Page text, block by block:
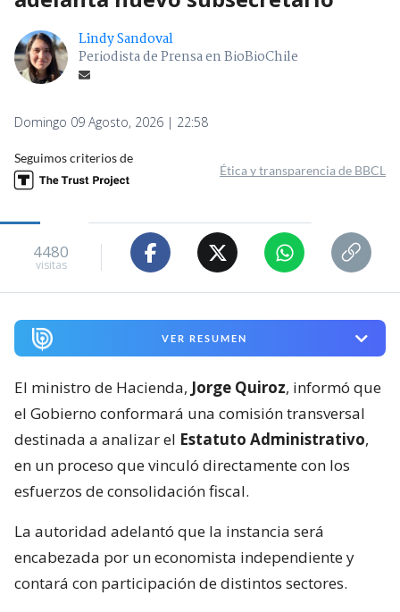
Lindy Sandoval
Periodista de Prensa en BioBioChile
Domingo 09 Agosto, 2026 | 22:58
Seguimos criterios de
Ética y transparencia de BBCL
4480
visitas
VER RESUMEN
El ministro de Hacienda, Jorge Quiroz, informó que
el Gobierno conformará una comisión transversal
destinada a analizar el Estatuto Administrativo,
en un proceso que vinculó directamente con los
esfuerzos de consolidación fiscal.
La autoridad adelantó que la instancia será
encabezada por un economista independiente y
contará con participación de distintos sectores.